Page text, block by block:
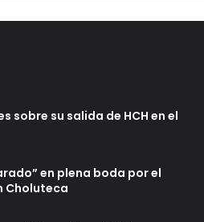
sobre su salida de HCH en el
en plena boda por el
Choluteca